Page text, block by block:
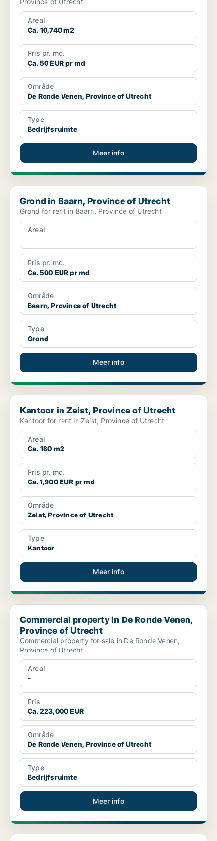
Province of Utrecht
Areal
Ca. 10,740 m2
Pris pr. md.
Ca. 50 EUR pr md
Område
De Ronde Venen, Province of Utrecht
Type
Bedrijfsruimte
Meer info
Grond in Baarn, Province of Utrecht
Grond in Baarn, Province of Utrecht
Grond for rent in Baarn, Province of Utrecht
Areal
-
Pris pr. md.
Ca. 500 EUR pr md
Område
Baarn, Province of Utrecht
Type
Grond
Meer info
Kantoor in Zeist, Province of Utrecht
Kantoor in Zeist, Province of Utrecht
Kantoor for rent in Zeist, Province of Utrecht
Areal
Ca. 180 m2
Pris pr. md.
Ca. 1,900 EUR pr md
Område
Zeist, Province of Utrecht
Type
Kantoor
Meer info
Commercial property in De Ronde Venen, Province of Utrecht
Commercial property in De Ronde Venen,
Province of Utrecht
Commercial property for sale in De Ronde Venen,
Province of Utrecht
Areal
-
Pris
Ca. 223,000 EUR
Område
De Ronde Venen, Province of Utrecht
Type
Bedrijfsruimte
Meer info
Commercial space in Utrecht Overvecht, Utrecht